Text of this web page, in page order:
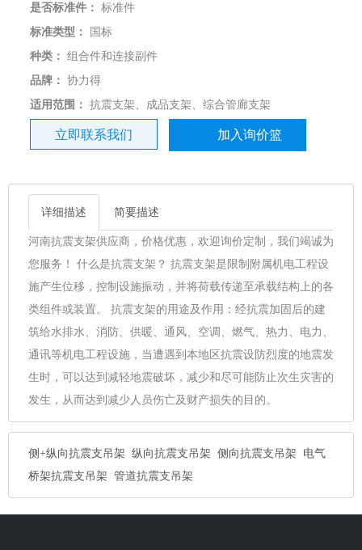
是否标准件： 标准件
标准类型：
国标
种类： 组合件和连接副件
品牌： 协力得
适用范围： 抗震支架、成品支架、综合管廊支架
立即联系我们 加入询价篮
详细描述 简要描述
河南抗震支架供应商，价格优惠，欢迎询价定制，我们竭诚为
您服务！ 什么是抗震支架？ 抗震支架是限制附属机电工程设
施产生位移，控制设施振动，并将荷载传递至承载结构上的各
类组件或装置。 抗震支架的用途及作用：经抗震加固后的建
筑给水排水、消防、供暖、通风、空调、燃气、热力、电力、
通讯等机电工程设施，当遭遇到本地区抗震设防烈度的地震发
生时，可以达到减轻地震破坏，减少和尽可能防止次生灾害的
发生，从而达到减少人员伤亡及财产损失的目的。
侧+纵向抗震支吊架 纵向抗震支吊架 侧向抗震支吊架
电气
桥架抗震支吊架 管道抗震支吊架